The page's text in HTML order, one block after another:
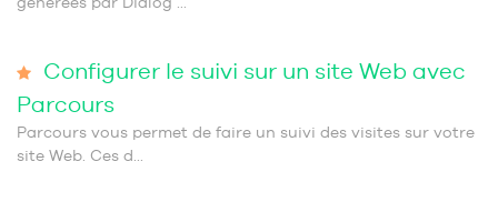
Configurer le suivi sur un site Web avec
Parcours
Parcours vous permet de faire un suivi des visites sur votre
site Web. Ces d...